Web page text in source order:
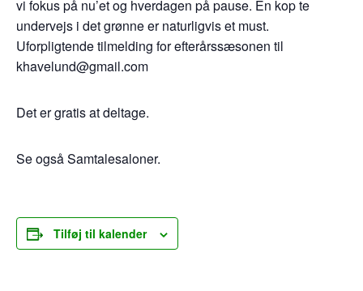
vi fokus på nu’et og hverdagen på pause. En kop te
undervejs i det grønne er naturligvis et must.
Uforpligtende tilmelding for efterårssæsonen til
khavelund@gmail.com
Det er gratis at deltage.
Se også Samtalesaloner.
Tilføj til kalender